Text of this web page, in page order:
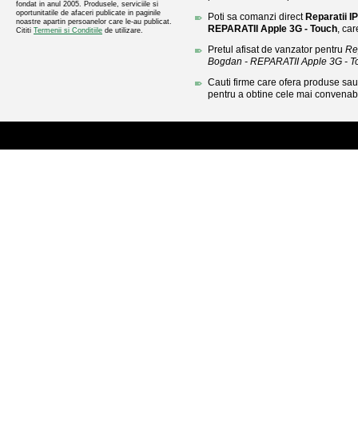
fondat in anul 2005. Produsele, serviciile si
oportunitatile de afaceri publicate in paginile
noastre apartin persoanelor care le-au publicat.
Cititi Termenii si Conditiile de utilizare.
Poti sa comanzi direct Reparatii
REPARATII Apple 3G - Touch,
Pretul afisat de vanzator pentru
Bogdan - REPARATII Apple 3G -
Cauti firme care ofera produse
pentru a obtine cele mai